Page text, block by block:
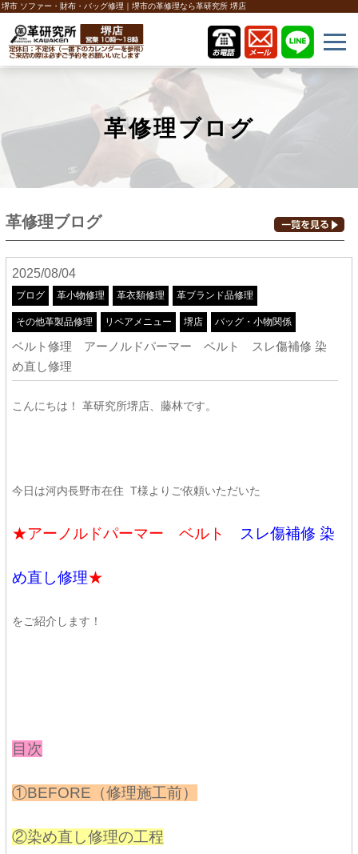
堺市 ソファー・財布・バッグ修理｜堺市の革修理なら革研究所 堺店
革修理ブログ
革修理ブログ
2025/08/04
ブログ 革小物修理 革衣類修理 革ブランド品修理
その他革製品修理 リペアメニュー 堺店 バッグ・小物関係
ベルト修理 アーノルドパーマー ベルト スレ傷補修 染
め直し修理
こんにちは！ 革研究所堺店、藤林です。
今日は河内長野市在住 T様よりご依頼いただいた
★アーノルドパーマー ベルト スレ傷補修 染
め直し修理★
をご紹介します！
目次
①BEFORE（修理施工前）
②染め直し修理の工程